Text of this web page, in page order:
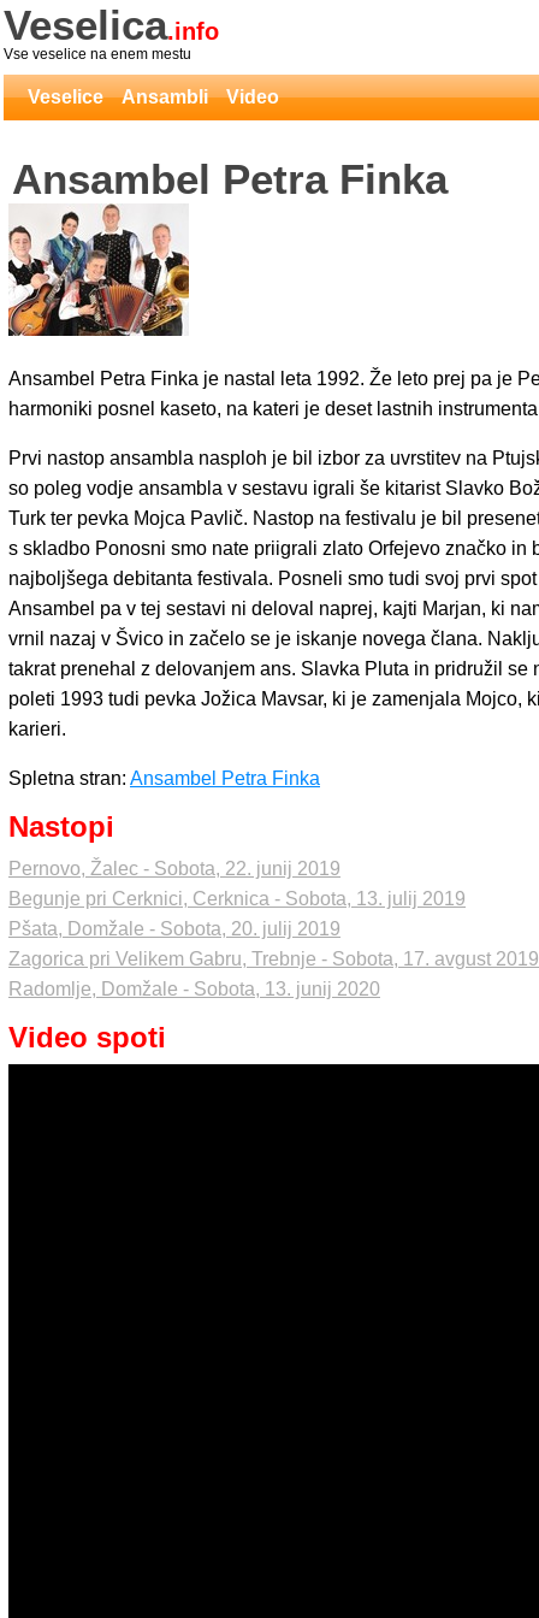
Veselica.info
Vse veselice na enem mestu
Veselice Ansambli Video
Ansambel Petra Finka
Ansambel Petra Finka je nastal leta 1992. Že leto prej pa je
harmoniki posnel kaseto, na kateri je deset lastnih
Prvi nastop ansambla nasploh je bil izbor za uvrstitev na
so poleg vodje ansambla v sestavu igrali še kitarist Slavko
Turk ter pevka Mojca Pavlič. Nastop na festivalu je bil
s skladbo Ponosni smo nate priigrali zlato Orfejevo značko in
najboljšega debitanta festivala. Posneli smo tudi svoj prvi
Ansambel pa v tej sestavi ni deloval naprej, kajti Marjan, ki
vrnil nazaj v Švico in začelo se je iskanje novega člana.
takrat prenehal z delovanjem ans. Slavka Pluta in pridružil se
poleti 1993 tudi pevka Jožica Mavsar, ki je zamenjala Mojco,
karieri.
Spletna stran: Ansambel Petra Finka
Nastopi
Pernovo, Žalec - Sobota, 22. junij 2019
Begunje pri Cerknici, Cerknica - Sobota, 13. julij 2019
Pšata, Domžale - Sobota, 20. julij 2019
Zagorica pri Velikem Gabru, Trebnje - Sobota, 17. avgust 2019
Radomlje, Domžale - Sobota, 13. junij 2020
Video spoti